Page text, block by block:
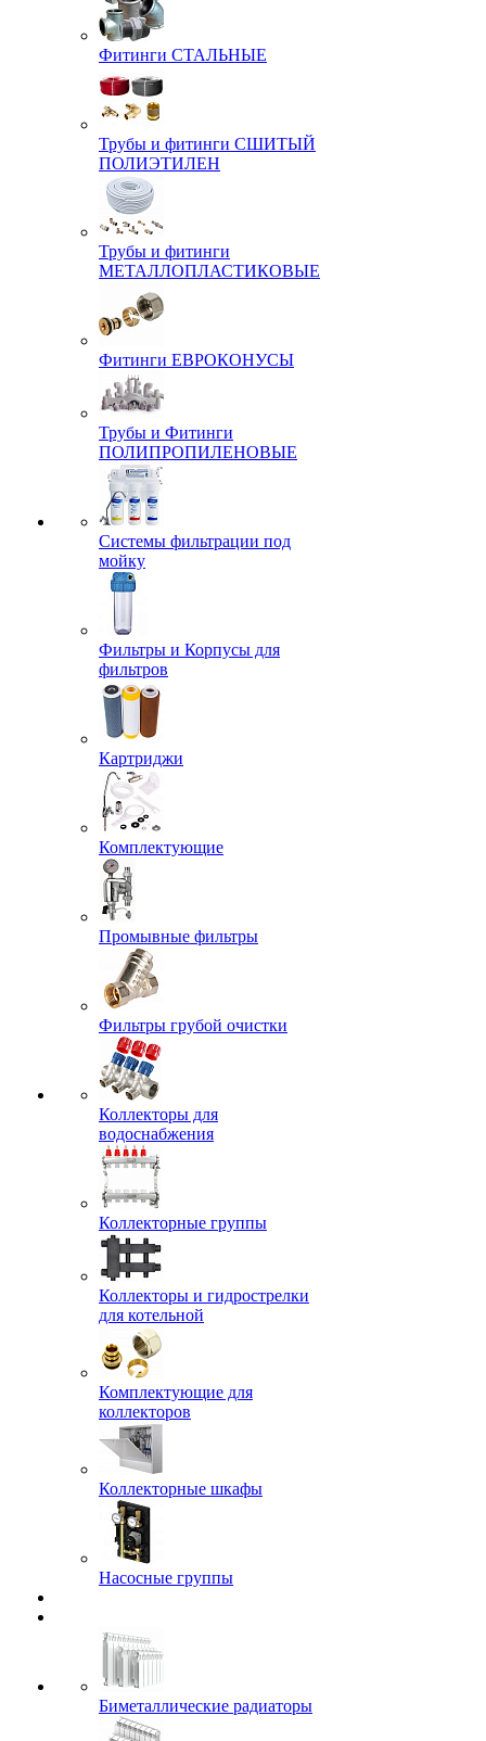
Фитинги СТАЛЬНЫЕ
Трубы и фитинги СШИТЫЙ
ПОЛИЭТИЛЕН
Трубы и фитинги
МЕТАЛЛОПЛАСТИКОВЫЕ
Фитинги ЕВРОКОНУСЫ
Трубы и Фитинги
ПОЛИПРОПИЛЕНОВЫЕ
Системы фильтрации под
мойку
Фильтры и Корпусы для
фильтров
Картриджи
Комплектующие
Промывные фильтры
Фильтры грубой очистки
Коллекторы для
водоснабжения
Коллекторные группы
Коллекторы и гидрострелки
для котельной
Комплектующие для
коллекторов
Коллекторные шкафы
Насосные группы
Биметаллические радиаторы